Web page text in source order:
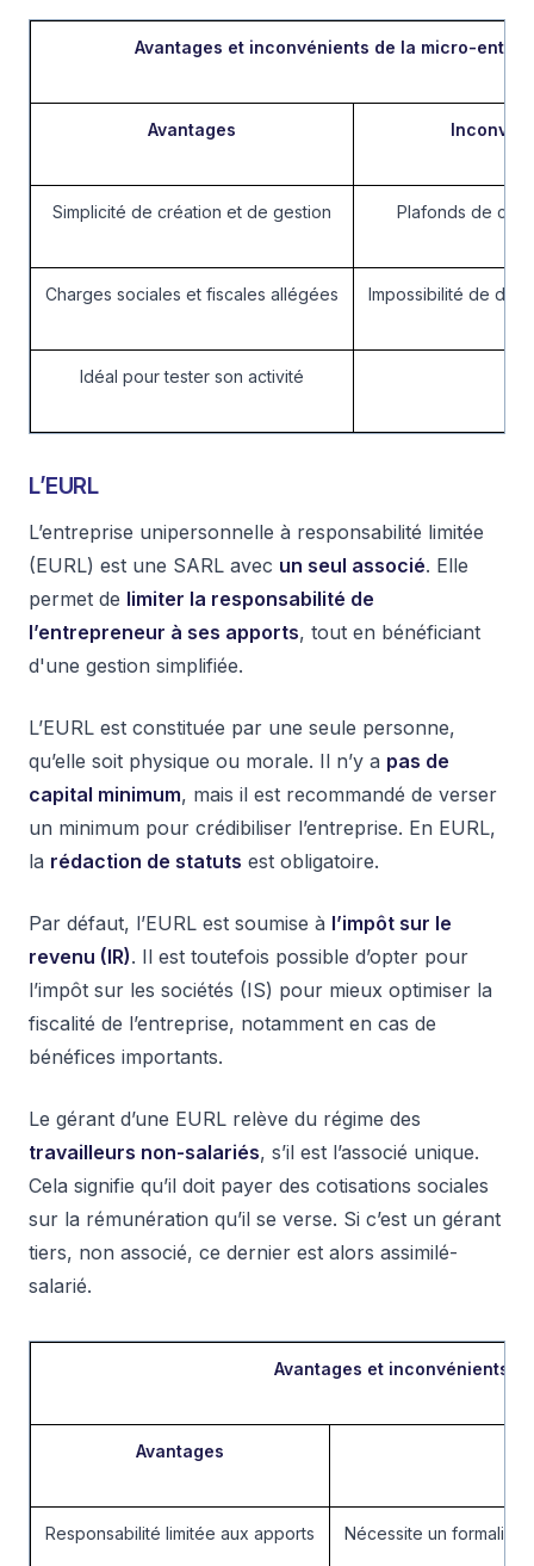
Avantages et inconvénients de la micro-
Avantages
Simplicité de création et de gestion Plafonds de
Charges sociales et fiscales allégées Impossibilité de
Idéal pour tester son activité
L’EURL
L’entreprise unipersonnelle à responsabilité limitée
(EURL) est une SARL avec un seul associé. Elle
permet de limiter la responsabilité de
l’entrepreneur à ses apports, tout en bénéficiant
d'une gestion simplifiée.
L’EURL est constituée par une seule personne,
qu’elle soit physique ou morale. Il n’y a pas de
capital minimum, mais il est recommandé de verser
un minimum pour crédibiliser l’entreprise. En EURL,
la rédaction de statuts est obligatoire.
Par défaut, l’EURL est soumise à l’impôt sur le
revenu (IR). Il est toutefois possible d’opter pour
l’impôt sur les sociétés (IS) pour mieux optimiser la
fiscalité de l’entreprise, notamment en cas de
bénéfices importants.
Le gérant d’une EURL relève du régime des
travailleurs non-salariés, s’il est l’associé unique.
Cela signifie qu’il doit payer des cotisations sociales
sur la rémunération qu’il se verse. Si c’est un gérant
tiers, non associé, ce dernier est alors assimilé-
salarié.
Avantages et inconvénients de
Avantages
Responsabilité limitée aux apports Nécessite un